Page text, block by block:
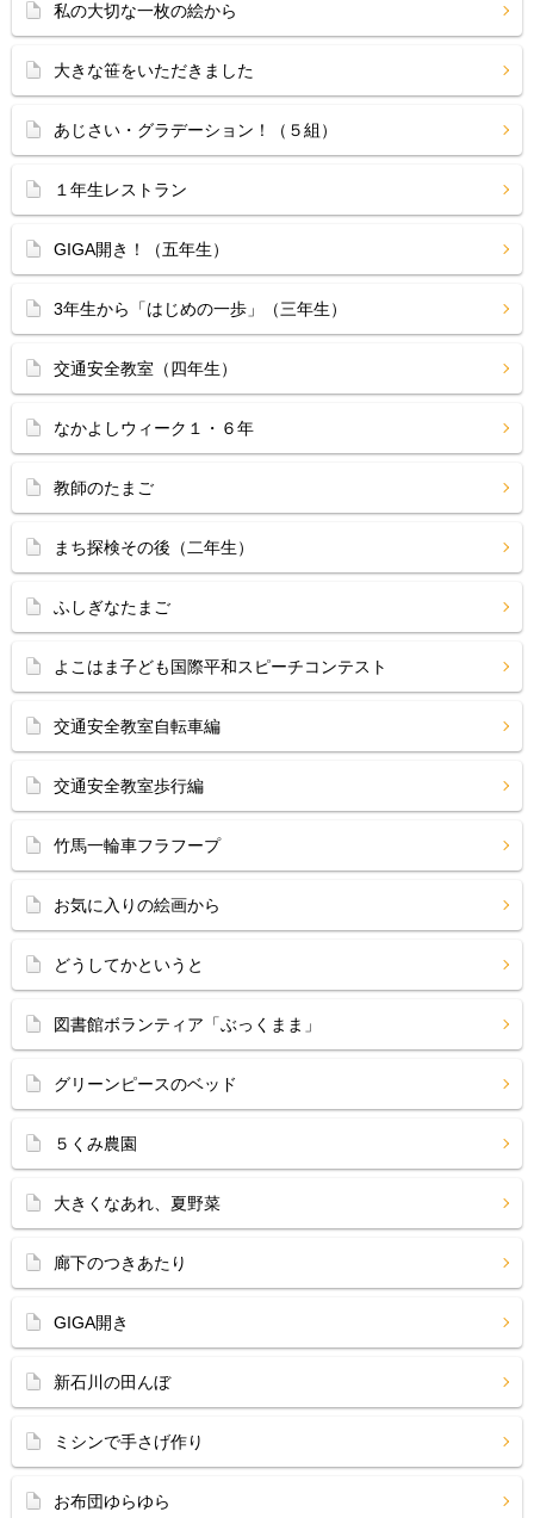
私の大切な一枚の絵から
大きな笹をいただきました
あじさい・グラデーション！（５組）
１年生レストラン
GIGA開き！（五年生）
3年生から「はじめの一歩」（三年生）
交通安全教室（四年生）
なかよしウィーク１・６年
教師のたまご
まち探検その後（二年生）
ふしぎなたまご
よこはま子ども国際平和スピーチコンテスト
交通安全教室自転車編
交通安全教室歩行編
竹馬一輪車フラフープ
お気に入りの絵画から
どうしてかというと
図書館ボランティア「ぶっくまま」
グリーンピースのベッド
５くみ農園
大きくなあれ、夏野菜
廊下のつきあたり
GIGA開き
新石川の田んぼ
ミシンで手さげ作り
お布団ゆらゆら